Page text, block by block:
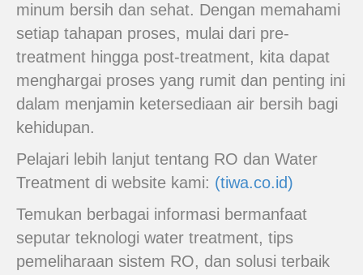
minum bersih dan sehat. Dengan memahami
setiap tahapan proses, mulai dari pre-
treatment hingga post-treatment, kita dapat
menghargai proses yang rumit dan penting ini
dalam menjamin ketersediaan air bersih bagi
kehidupan.
Pelajari lebih lanjut tentang RO dan Water
Treatment di website kami: (tiwa.co.id)
Temukan berbagai informasi bermanfaat
seputar teknologi water treatment, tips
pemeliharaan sistem RO, dan solusi terbaik